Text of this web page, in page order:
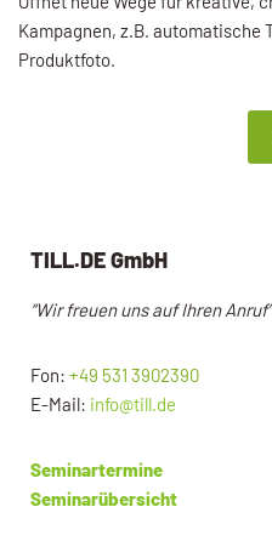
Kampagnen, z.B. automatische
Produktfoto.
TILL.DE GmbH
“Wir freuen uns auf Ihren Anruf”
Fon: +49 531 3902390
E-Mail: info@till.de
Seminartermine
Seminarübersicht